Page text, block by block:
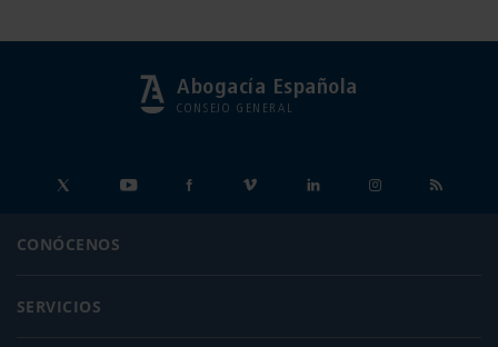
Abogacía Española
CONSEJO GENERAL
CONÓCENOS
SERVICIOS